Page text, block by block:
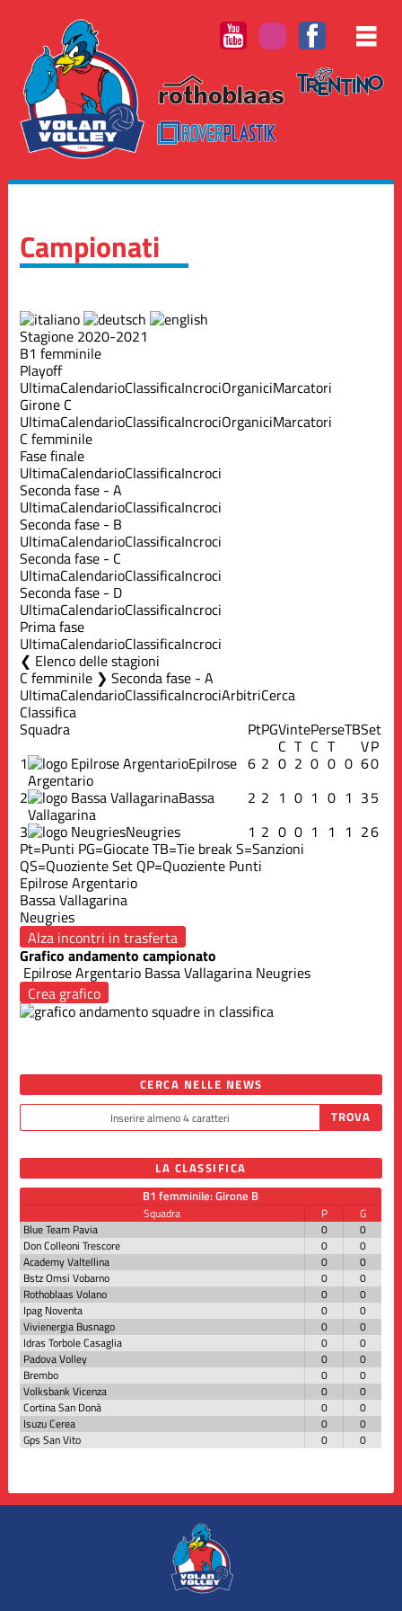
Campionati
Stagione 2020-2021
B1 femminile
Playoff
UltimaCalendarioClassificaIncrociOrganiciMarcatori
Girone C
UltimaCalendarioClassificaIncrociOrganiciMarcatori
C femminile
Fase finale
UltimaCalendarioClassificaIncroci
Seconda fase - A
UltimaCalendarioClassificaIncroci
Seconda fase - B
UltimaCalendarioClassificaIncroci
Seconda fase - C
UltimaCalendarioClassificaIncroci
Seconda fase - D
UltimaCalendarioClassificaIncroci
Prima fase
UltimaCalendarioClassificaIncroci
Elenco delle stagioni
C femminile ❯ Seconda fase - A
UltimaCalendarioClassificaIncrociArbitriCerca
Classifica
Squadra PtPGVintePerseTBSet
C T C T VP
1 Epilrose
Argentario
6 2 0 2 0 0 0 60
2
Bassa
Vallagarina
2 2 1 0 1 0 1 35
3
Neugries 1 2 0 0 1 1 1 26
Pt=Punti PG=GiocateTB=Tie breakS=Sanzioni
QS=Quoziente Set QP=Quoziente Punti
Epilrose Argentario
Bassa Vallagarina
Neugries
Alza incontri in trasferta
Grafico andamento campionato
Epilrose Argentario Bassa Vallagarina Neugries
Crea grafico
CERCA NELLE NEWS
LA CLASSIFICA
B1 femminile: Girone B
Squadra P
G
Blue Team Pavia
0
0
Don Colleoni Trescore
0
0
Academy Valtellina
0
0
Bstz Omsi Vobarno
0
0
Rothoblaas Volano
0
0
Ipag Noventa
0
0
Vivienergia Busnago
0
0
Idras Torbole Casaglia
0
0
Padova Volley
0
0
Brembo
0
0
Volksbank Vicenza
0
0
Cortina San Donà
0
0
Isuzu Cerea
0
0
Gps San Vito
0 0